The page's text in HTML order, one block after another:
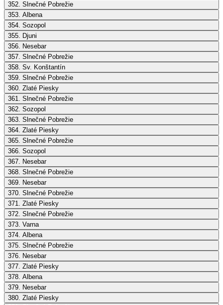
352. Slnečné Pobrežie
353. Albena
354. Sozopol
355. Djuni
356. Nesebar
357. Slnečné Pobrežie
358. Sv. Konštantín
359. Slnečné Pobrežie
360. Zlaté Piesky
361. Slnečné Pobrežie
362. Sozopol
363. Slnečné Pobrežie
364. Zlaté Piesky
365. Slnečné Pobrežie
366. Sozopol
367. Nesebar
368. Slnečné Pobrežie
369. Nesebar
370. Slnečné Pobrežie
371. Zlaté Piesky
372. Slnečné Pobrežie
373. Varna
374. Albena
375. Slnečné Pobrežie
376. Nesebar
377. Zlaté Piesky
378. Albena
379. Nesebar
380. Zlaté Piesky